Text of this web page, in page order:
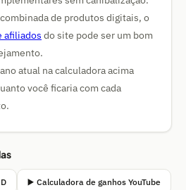
de produtos digitais, o
afiliados do site pode ser um bom
atual na calculadora acima
você ficaria com cada
▶️ Calculadora de ganhos YouTube